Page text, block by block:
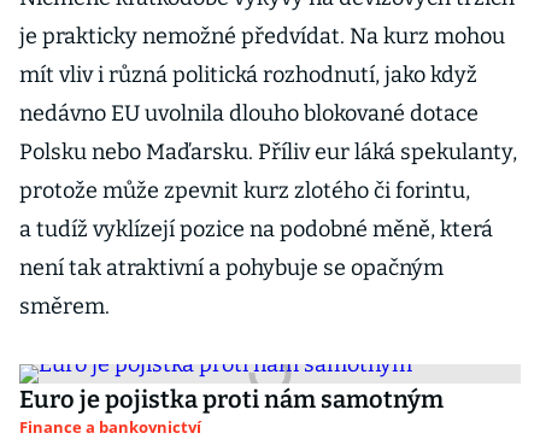
je prakticky nemožné předvídat. Na kurz mohou
mít vliv i různá politická rozhodnutí, jako když
nedávno EU uvolnila dlouho blokované dotace
Polsku nebo Maďarsku. Příliv eur láká spekulanty,
protože může zpevnit kurz zlotého či forintu,
a tudíž vyklízejí pozice na podobné měně, která
není tak atraktivní a pohybuje se opačným
směrem.
Euro je pojistka proti nám samotným
Finance a bankovnictví